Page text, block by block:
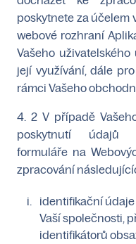
poskytnete za účelem
webové rozhraní
Vašeho
její využívání, dále
rámci Vašeho
4. 2 V případě
poskytnutí údajů
formuláře na
zpracování
identifikační údaje
Vaší společnosti,
identifikátorů